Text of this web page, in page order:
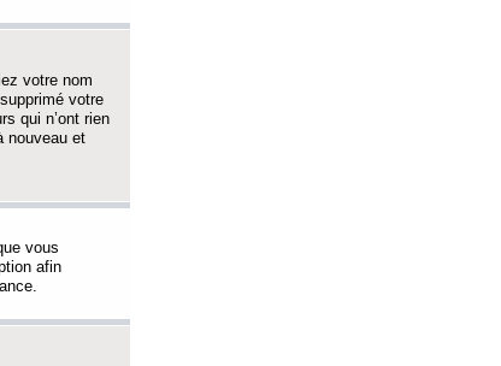
votre nom
votre
qui n’ont rien
nouveau et
vous
afin